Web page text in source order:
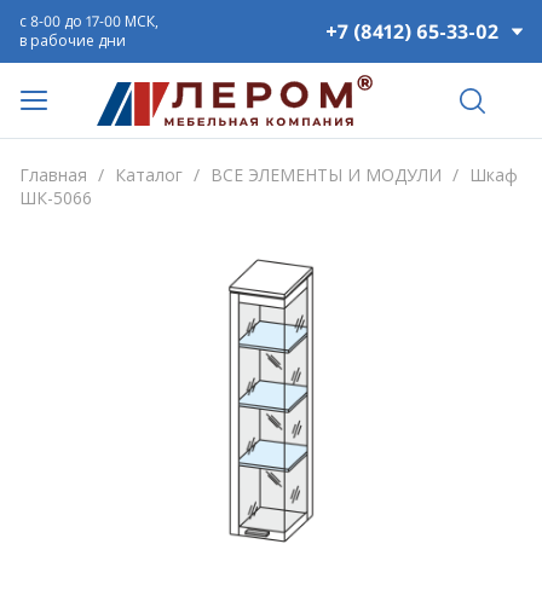
+7 (8412) 65-33-02
с 8-00 до 17-00 МСК,
в рабочие дни
Главная / Каталог / ВСЕ ЭЛЕМЕНТЫ И МОДУЛИ / Шкаф
ШК-5066